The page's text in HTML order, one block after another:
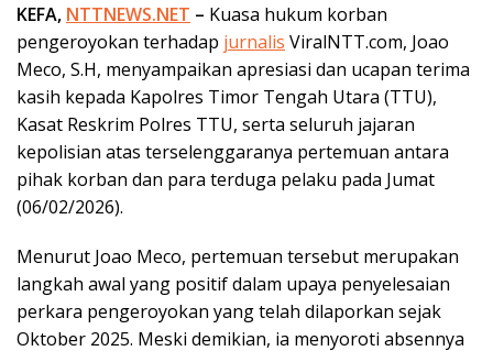
KEFA, NTTNEWS.NET – Kuasa hukum korban
pengeroyokan terhadap jurnalis ViralNTT.com, Joao
Meco, S.H, menyampaikan apresiasi dan ucapan terima
kasih kepada Kapolres Timor Tengah Utara (TTU),
Kasat Reskrim Polres TTU, serta seluruh jajaran
kepolisian atas terselenggaranya pertemuan antara
pihak korban dan para terduga pelaku pada Jumat
(06/02/2026).
Menurut Joao Meco, pertemuan tersebut merupakan
langkah awal yang positif dalam upaya penyelesaian
perkara pengeroyokan yang telah dilaporkan sejak
Oktober 2025. Meski demikian, ia menyoroti absennya